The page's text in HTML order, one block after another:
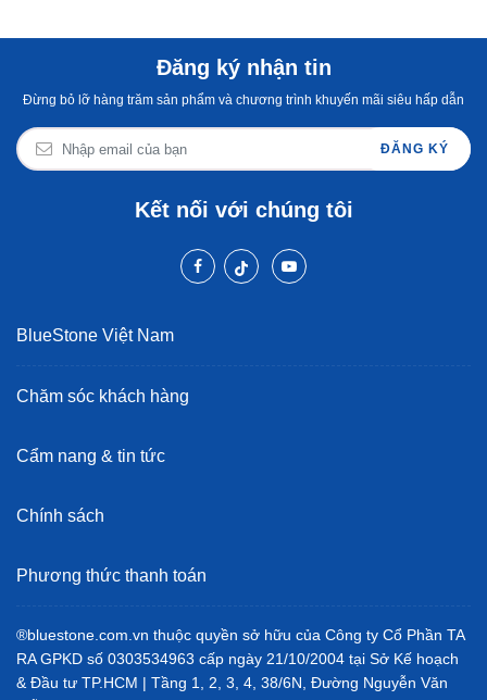
Đăng ký nhận tin
Đừng bỏ lỡ hàng trăm sản phẩm và chương trình khuyến mãi siêu hấp dẫn
ĐĂNG KÝ
Kết nối với chúng tôi
BlueStone Việt Nam
Chăm sóc khách hàng
Cẩm nang & tin tức
Chính sách
Phương thức thanh toán
®bluestone.com.vn thuộc quyền sở hữu của Công ty Cổ Phần TA
RA GPKD số 0303534963 cấp ngày 21/10/2004 tại Sở Kế hoạch
& Đầu tư TP.HCM | Tầng 1, 2, 3, 4, 38/6N, Đường Nguyễn Văn